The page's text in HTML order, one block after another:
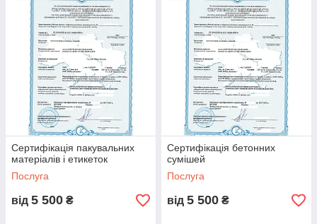
Сертифікація пакувальних
матеріалів і етикеток
Послуга
від 5 500 ₴
Сертифікація бетонних
сумішей
Послуга
від 5 500 ₴